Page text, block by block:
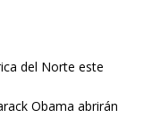
del Norte este
Obama abrirán